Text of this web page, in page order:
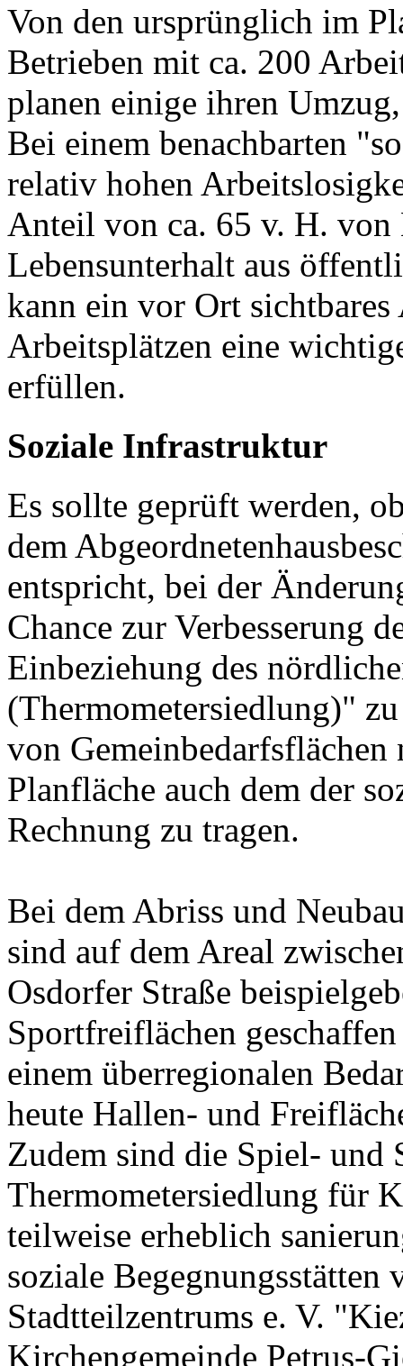
Von den ursprünglich im
Betrieben mit ca. 200
planen einige ihren
Bei einem benachbarten
relativ hohen
Anteil von ca. 65 v. H. von
Lebensunterhalt aus
kann ein vor Ort
Arbeitsplätzen eine
erfüllen.
Soziale Infrastruktur
Es sollte geprüft werden,
dem
entspricht, bei der
Chance zur Verbesserung
Einbeziehung des
(Thermometersiedlung)"
von Gemeinbedarfsflächen
Planfläche auch dem der
Rechnung zu tragen.
Bei dem Abriss und
sind auf dem Areal
Osdorfer Straße
Sportfreiflächen
einem überregionalen
heute Hallen- und
Zudem sind die Spiel- und
Thermometersiedlung für
teilweise erheblich
soziale Begegnungsstätten
Stadtteilzentrums e. V.
Kirchengemeinde Petrus-